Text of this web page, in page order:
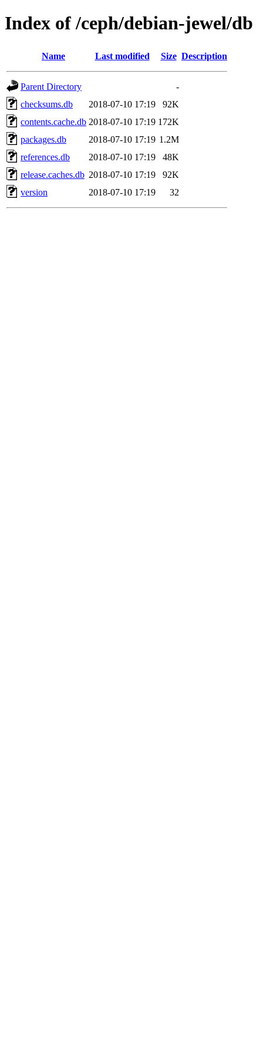
Index of /ceph/debian-jewel/db
Name Last modified Size Description
Parent Directory
-
checksums.db
2018-07-10 17:19
92K
contents.cache.db 2018-07-10 17:19 172K
packages.db
2018-07-10 17:19 1.2M
references.db
2018-07-10 17:19
48K
release.caches.db 2018-07-10 17:19
92K
version
2018-07-10 17:19 32